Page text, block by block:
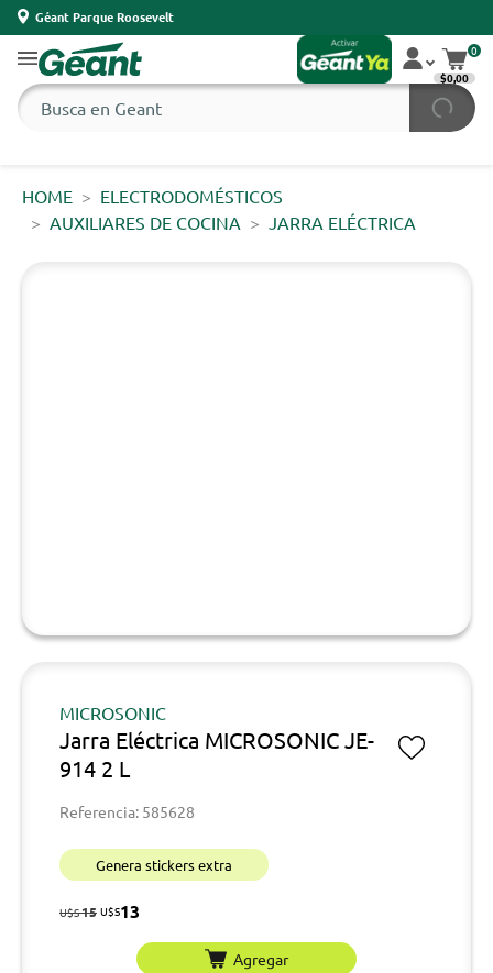
Géant Parque Roosevelt
0
$0,00
HOME
ELECTRODOMÉSTICOS
AUXILIARES DE COCINA
JARRA ELÉCTRICA
MICROSONIC
Jarra Eléctrica MICROSONIC JE-
914 2 L
Referencia: 585628
Genera stickers extra
U$S15 U$S13
Agregar